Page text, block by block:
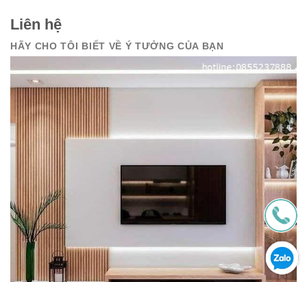
Liên hệ
HÃY CHO TÔI BIẾT VỀ Ý TƯỞNG CỦA BẠN